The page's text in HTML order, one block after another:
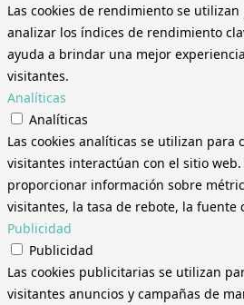
Las cookies de rendimiento se
analizar los índices de rendimiento
ayuda a brindar una mejor
visitantes.
Analíticas
Analíticas
Las cookies analíticas se utilizan para
visitantes interactúan con el sitio web.
proporcionar información sobre
visitantes, la tasa de rebote, la fuente
Publicidad
Publicidad
Las cookies publicitarias se utilizan
visitantes anuncios y campañas de